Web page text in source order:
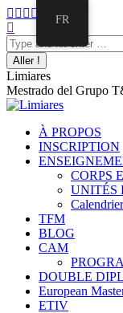
Aller
au
contenu
La
Facebook
s'ouvre
dans
une
nouvelle
fenêtre
La
Twitter
s'ouvre
dans
une
nouvelle
fenêtre
La
E-
mail
s'ouvre
dans
une
nouvelle
fenêtre
page
s'ouvre
dans
une
nouvelle
fenêtre
La
page
LinkedIn
s'ouvre
dans
une
nouvelle
fenêtre
Recherche
Limiares
Mestrado del Grupo
À PROPOS
INSCRIPTION
CORPS
UNITÉS
Calendrier
TFM
BLOG
CAM
DOUBLE
European
ETIV
FR